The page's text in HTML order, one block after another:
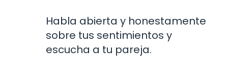
Habla abierta y honestamente
sobre tus sentimientos y
escucha a tu pareja.